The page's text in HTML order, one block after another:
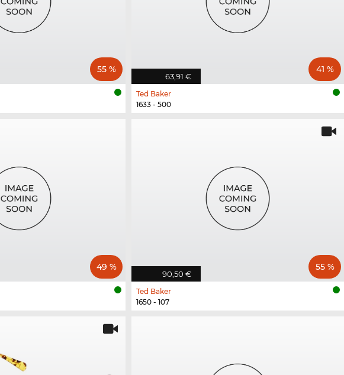
55 %
63,91 €
41 %
Ted Baker
1633 - 500
49 %
90,50 €
55 %
Ted Baker
1650 - 107